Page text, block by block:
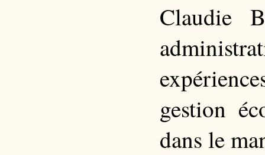
Claudie
gestion
dans le